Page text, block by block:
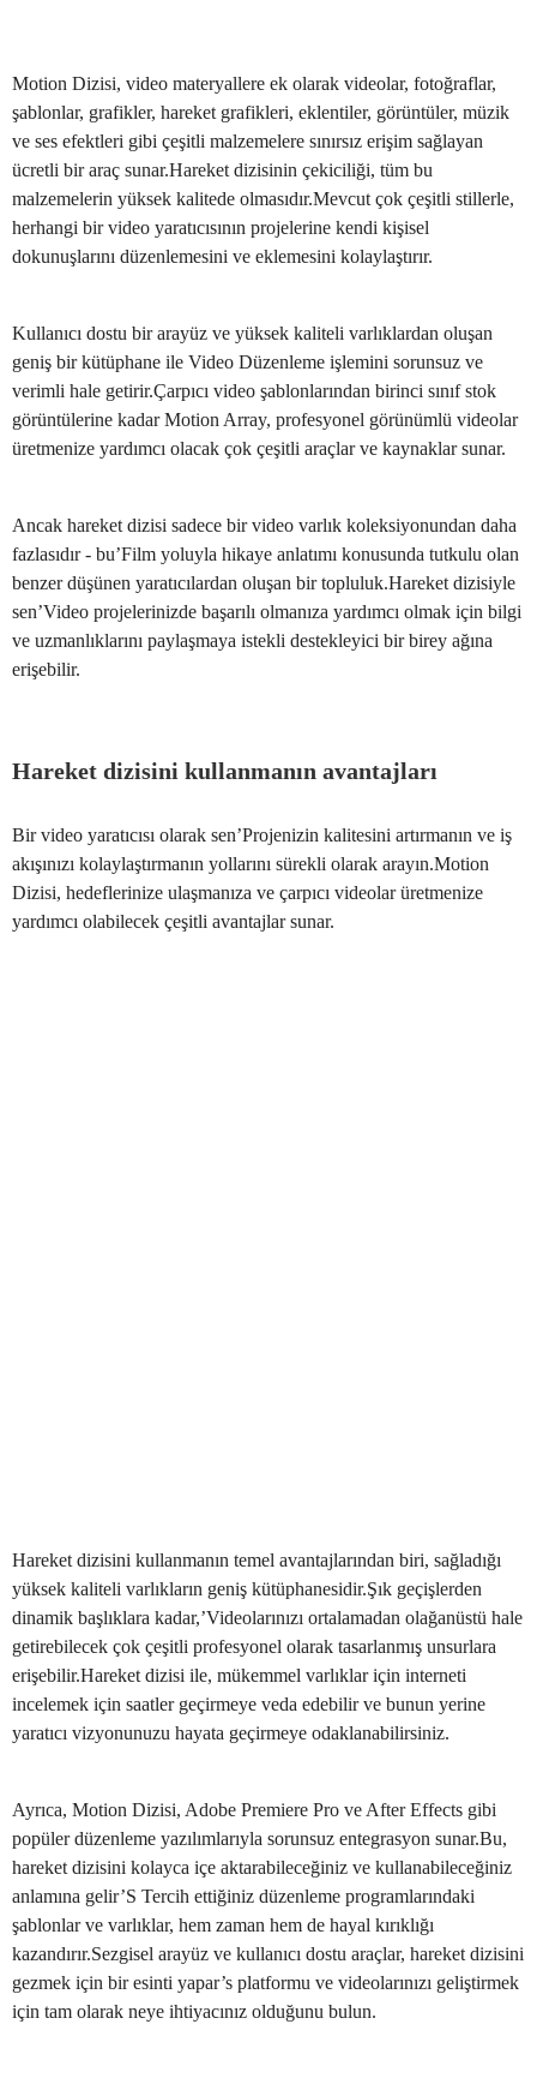
Motion Dizisi, video materyallere ek olarak videolar, fotoğraflar,
şablonlar, grafikler, hareket grafikleri, eklentiler, görüntüler, müzik
ve ses efektleri gibi çeşitli malzemelere sınırsız erişim sağlayan
ücretli bir araç sunar.Hareket dizisinin çekiciliği, tüm bu
malzemelerin yüksek kalitede olmasıdır.Mevcut çok çeşitli stillerle,
herhangi bir video yaratıcısının projelerine kendi kişisel
dokunuşlarını düzenlemesini ve eklemesini kolaylaştırır.
Kullanıcı dostu bir arayüz ve yüksek kaliteli varlıklardan oluşan
geniş bir kütüphane ile Video Düzenleme işlemini sorunsuz ve
verimli hale getirir.Çarpıcı video şablonlarından birinci sınıf stok
görüntülerine kadar Motion Array, profesyonel görünümlü videolar
üretmenize yardımcı olacak çok çeşitli araçlar ve kaynaklar sunar.
Ancak hareket dizisi sadece bir video varlık koleksiyonundan daha
fazlasıdır - bu’Film yoluyla hikaye anlatımı konusunda tutkulu olan
benzer düşünen yaratıcılardan oluşan bir topluluk.Hareket dizisiyle
sen’Video projelerinizde başarılı olmanıza yardımcı olmak için bilgi
ve uzmanlıklarını paylaşmaya istekli destekleyici bir birey ağına
erişebilir.
Hareket dizisini kullanmanın avantajları
Bir video yaratıcısı olarak sen’Projenizin kalitesini artırmanın ve iş
akışınızı kolaylaştırmanın yollarını sürekli olarak arayın.Motion
Dizisi, hedeflerinize ulaşmanıza ve çarpıcı videolar üretmenize
yardımcı olabilecek çeşitli avantajlar sunar.
Hareket dizisini kullanmanın temel avantajlarından biri, sağladığı
yüksek kaliteli varlıkların geniş kütüphanesidir.Şık geçişlerden
dinamik başlıklara kadar,’Videolarınızı ortalamadan olağanüstü hale
getirebilecek çok çeşitli profesyonel olarak tasarlanmış unsurlara
erişebilir.Hareket dizisi ile, mükemmel varlıklar için interneti
incelemek için saatler geçirmeye veda edebilir ve bunun yerine
yaratıcı vizyonunuzu hayata geçirmeye odaklanabilirsiniz.
Ayrıca, Motion Dizisi, Adobe Premiere Pro ve After Effects gibi
popüler düzenleme yazılımlarıyla sorunsuz entegrasyon sunar.Bu,
hareket dizisini kolayca içe aktarabileceğiniz ve kullanabileceğiniz
anlamına gelir’S Tercih ettiğiniz düzenleme programlarındaki
şablonlar ve varlıklar, hem zaman hem de hayal kırıklığı
kazandırır.Sezgisel arayüz ve kullanıcı dostu araçlar, hareket dizisini
gezmek için bir esinti yapar’s platformu ve videolarınızı geliştirmek
için tam olarak neye ihtiyacınız olduğunu bulun.